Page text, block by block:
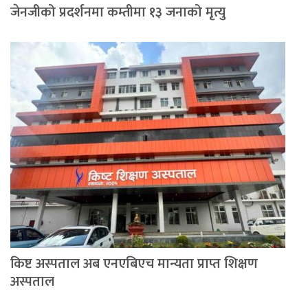
जेनजीको प्रदर्शनमा कम्तीमा १३ जनाको मृत्यु
किष्ट अस्पताल अब एनएबिएच मान्यता प्राप्त शिक्षण
अस्पताल